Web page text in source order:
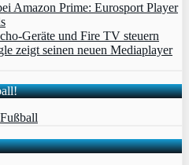
Amazon Prime: Eurosport Player
Geräte und Fire TV steuern
zeigt seinen neuen Mediaplayer